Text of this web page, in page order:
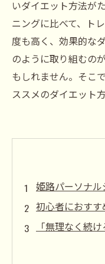
いダイエット方法が
ニングに比べて、ト
度も高く、効果的な
のように取り組むの
もしれません。そこ
ススメのダイエット
姫路パーソナル
初心者におす
「無理なく続
食事のポイン